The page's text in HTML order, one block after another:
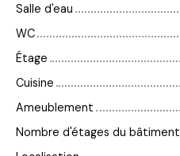
Salle d'eau
WC
Étage
Cuisine
Ameublement
Nombre d'étages du bâtiment